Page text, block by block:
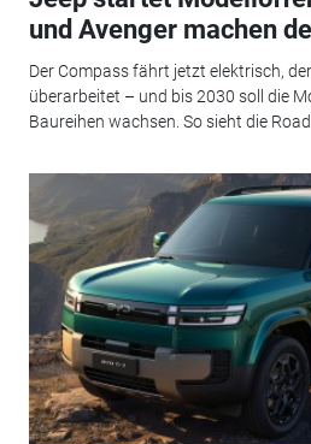
und Avenger machen
Der Compass fährt jetzt elektrisch,
überarbeitet – und bis 2030 soll die
Baureihen wachsen. So sieht die